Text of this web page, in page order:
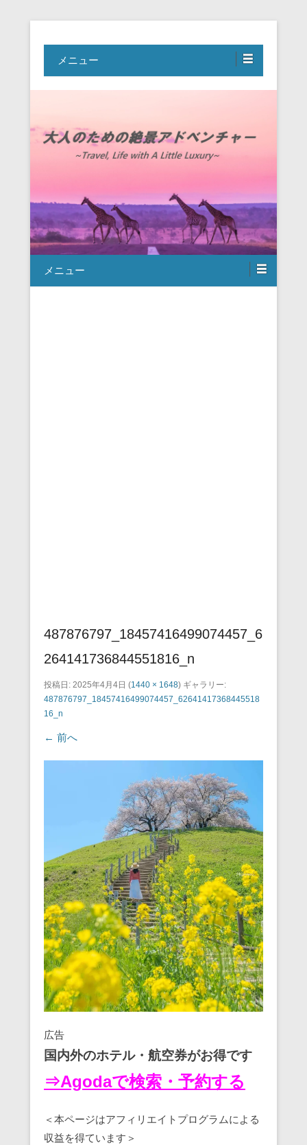
大人のための絶景アドベンチャー
メニュー
メニュー
487876797_18457416499074457_6
264141736844551816_n
投稿日: 2025年4月4日 (1440 × 1648) ギャラリー:
487876797_18457416499074457_62641417368445518
16_n
← 前へ
広告
国内外のホテル・航空券がお得です
⇒Agodaで検索・予約する
＜本ページはアフィリエイトプログラムによる
収益を得ています＞